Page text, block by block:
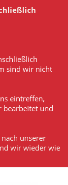
sind wir nicht
eintreffen,
bearbeitet und
unserer
wir wieder wie